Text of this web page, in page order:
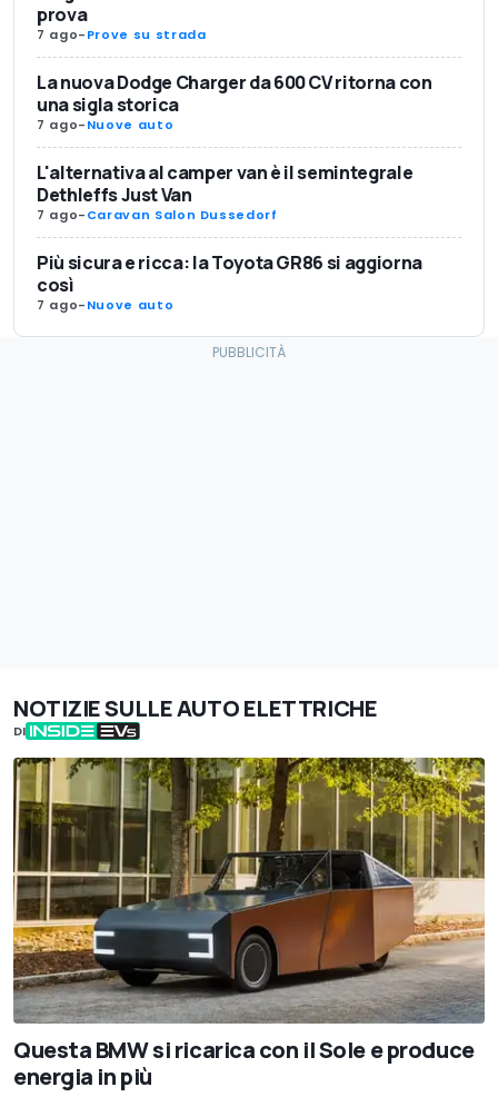
prova
7 ago-Prove su strada
La nuova Dodge Charger da 600 CV ritorna con
una sigla storica
7 ago-Nuove auto
L'alternativa al camper van è il semintegrale
Dethleffs Just Van
7 ago-Caravan Salon Dussedorf
Più sicura e ricca: la Toyota GR86 si aggiorna
così
7 ago-Nuove auto
NOTIZIE SULLE AUTO ELETTRICHE
DI
Questa BMW si ricarica con il Sole e produce
energia in più